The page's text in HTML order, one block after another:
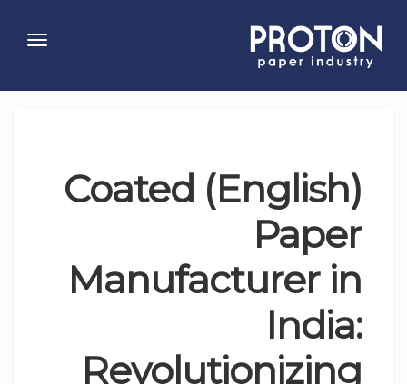
(English) Coated
Paper
Manufacturer in
India:
Revolutionizing